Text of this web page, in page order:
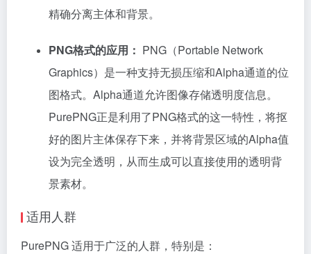
精确分离主体和背景。
PNG格式的应用： PNG（Portable Network
Graphics）是一种支持无损压缩和Alpha通道的位
图格式。Alpha通道允许图像存储透明度信息。
PurePNG正是利用了PNG格式的这一特性，将抠
好的图片主体保存下来，并将背景区域的Alpha值
设为完全透明，从而生成可以直接使用的透明背
景素材。
适用人群
PurePNG 适用于广泛的人群，特别是：